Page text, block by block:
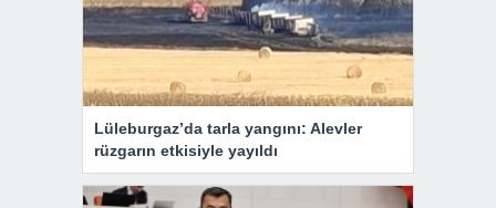
Lüleburgaz’da tarla yangını: Alevler
rüzgarın etkisiyle yayıldı